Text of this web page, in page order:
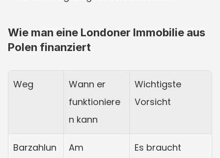
Wie man eine Londoner Immobilie aus
Polen finanziert
Weg
Wann er
funktioniere
n kann
Wichtigste
Vorsicht
Barzahlun
Am
Es braucht